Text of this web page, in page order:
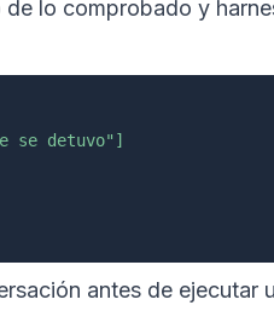
lo comprobado y
se detuvo"]
antes de ejecutar